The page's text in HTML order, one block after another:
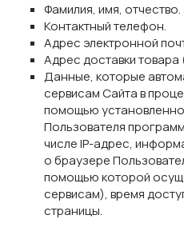
Фамилия, имя, отчество.
Контактный телефон.
Адрес электронной
Адрес доставки
Данные, которые
сервисам Сайта в
помощью
Пользователя
числе IP-адрес,
о браузере
помощью которой
сервисам), время
страницы.